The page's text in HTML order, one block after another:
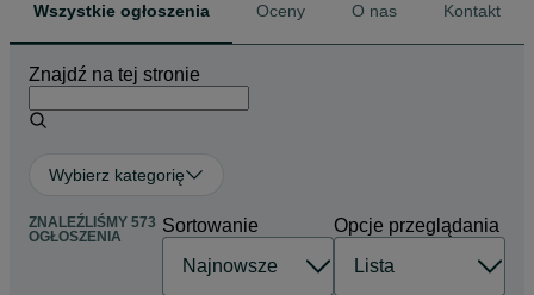
Wszystkie ogłoszenia Oceny O nas Kontakt
Znajdź na tej stronie
Wybierz kategorię
ZNALEŹLIŚMY 573
OGŁOSZENIA
Sortowanie Opcje przeglądania